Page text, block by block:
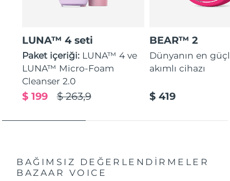
LUNA™ 4 seti
Paket içeriği: LUNA™ 4 ve
LUNA™ Micro-Foam
Cleanser 2.0
$ 263,9
$ 199
BEAR™ 2
Dünyanın en
akımlı cihazı
$ 419
BAĞIMSIZ DEĞERLENDİRMELER
BAZAAR VOICE